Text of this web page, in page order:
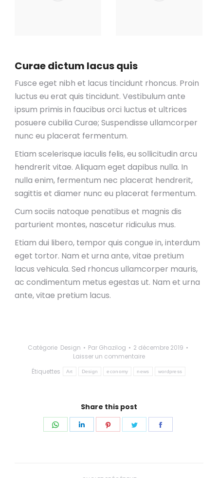
Curae dictum lacus quis
Fusce eget nibh et lacus tincidunt rhoncus. Proin
luctus eu erat quis tincidunt. Vestibulum ante
ipsum primis in faucibus orci luctus et ultrices
posuere cubilia Curae; Suspendisse ullamcorper
nunc eu placerat fermentum.
Etiam scelerisque iaculis felis, eu sollicitudin arcu
hendrerit vitae. Aliquam eget dapibus nulla. In
nulla enim, fermentum nec placerat hendrerit,
sagittis et diamer nunc eu placerat fermentum.
Cum sociis natoque penatibus et magnis dis
parturient montes, nascetur ridiculus mus.
Etiam dui libero, tempor quis congue in, interdum
eget tortor. Nam et urna ante, vitae pretium
lacus vehicula. Sed rhoncus ullamcorper mauris,
ac condimentum metus egestas ut. Nam et urna
ante, vitae pretium lacus.
Catégorie Design Par Ghazilog
2 décembre 2019
Laisser un commentaire
Étiquettes
Art Design economy news wordpress
Share this post
Share
Share
Share
Share